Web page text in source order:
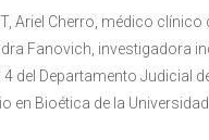
Ariel Cherro, médico clínico
Fanovich, investigadora
del Departamento Judicial
en Bioética de la